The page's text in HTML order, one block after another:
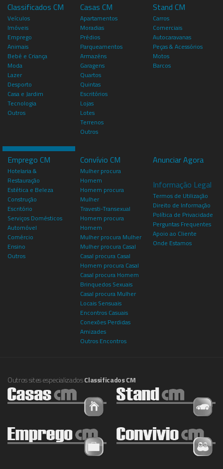
Classificados CM
Veículos
Imóveis
Emprego
Animais
Bebé e Criança
Moda
Lazer
Desporto
Casa e Jardim
Tecnologia
Outros
Casas CM
Apartamentos
Moradias
Prédios
Parqueamentos
Armazéns
Garagens
Quartos
Quintas
Escritórios
Lojas
Lotes
Terrenos
Outros
Stand CM
Carros
Comerciais
Autocaravanas
Peças & Acessórios
Motos
Barcos
Emprego CM
Hotelaria &
Restauração
Estética e Beleza
Construção
Escritório
Serviços Domésticos
Automóvel
Comércio
Ensino
Outros
Convívio CM
Mulher procura
Homem
Homem procura
Mulher
Travesti-Transexual
Homem procura
Homem
Mulher procura Mulher
Mulher procura Casal
Casal procura Casal
Homem procura Casal
Casal procura Homem
Brinquedos Sexuais
Casal procura Mulher
Locais Sensuais
Encontros Casuais
Conexões Perdidas
Amizades
Outros Encontros
Anunciar Agora
Informação Legal
Termos de Utilização
Direito de Informação
Política de Privacidade
Perguntas Frequentes
Apoio ao Cliente
Onde Estamos
Outros sites especializadosClassificados CM